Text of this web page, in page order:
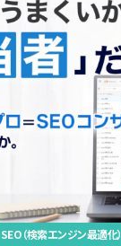
SEO（検索エンジン最適化）